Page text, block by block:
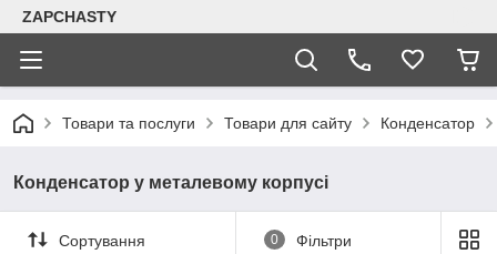
ZAPCHASTY
Товари та послуги Товари для сайту Конденсатор
Конденсатор у металевому корпусі
Сортування 0 Фільтри